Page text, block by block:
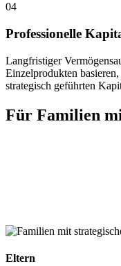
04
Professionelle
Langfristiger
Einzelprodukten
strategisch geführten
Für Familien
Eltern